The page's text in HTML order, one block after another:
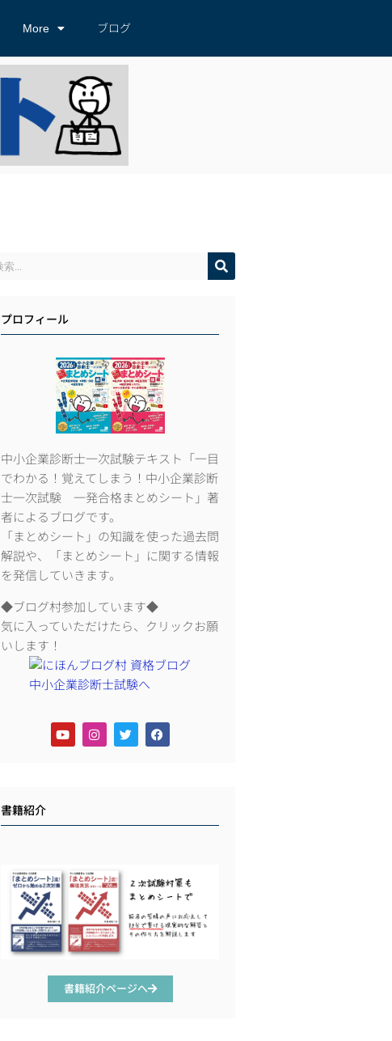
More ブログ
プロフィール
中小企業診断士一次試験テキスト「一目
でわかる！覚えてしまう！中小企業診断
士一次試験 一発合格まとめシート」著
者によるブログです。
「まとめシート」の知識を使った過去問
解説や、「まとめシート」に関する情報
を発信していきます。
◆ブログ村参加しています◆
気に入っていただけたら、クリックお願
いします！
書籍紹介
書籍紹介ページへ